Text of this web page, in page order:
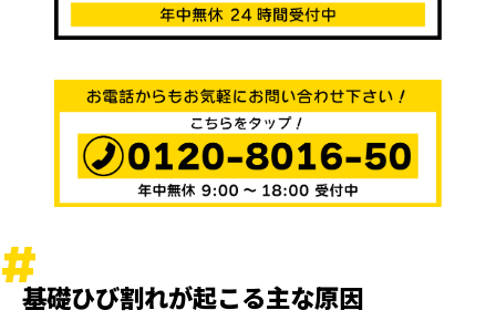
基礎ひび割れが起こる主な原因